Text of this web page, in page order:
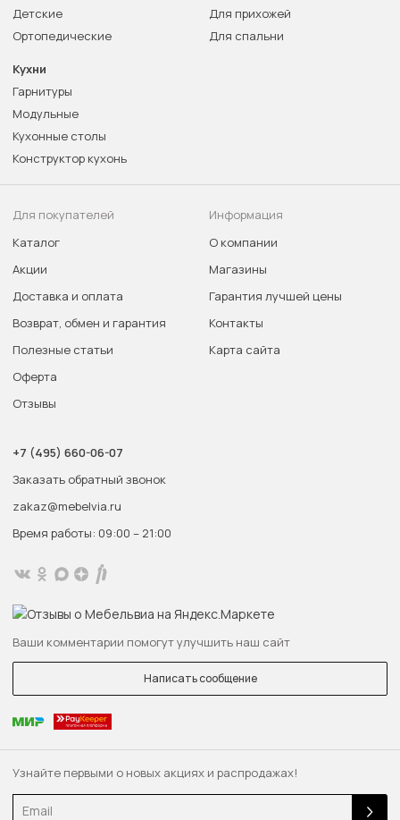
Узнайте первыми о новых акциях и распродажах!
Email
Детские
Ортопедические
Для прихожей
Для спальни
Кухни
Гарнитуры
Модульные
Кухонные столы
Конструктор кухонь
Для покупателей
Каталог
Акции
Доставка и оплата
Возврат, обмен и гарантия
Полезные статьи
Оферта
Отзывы
Информация
О компании
Магазины
Гарантия лучшей цены
Контакты
Карта сайта
+7 (495) 660-06-07
Заказать обратный звонок
zakaz@mebelvia.ru
Время работы: 09:00 – 21:00
Ваши комментарии помогут улучшить наш сайт
Написать сообщение